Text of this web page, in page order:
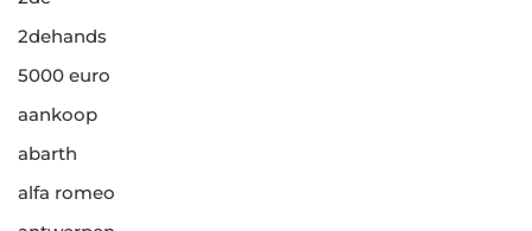
2dehands
5000 euro
aankoop
abarth
alfa romeo